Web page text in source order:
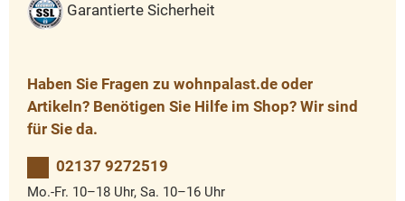
Garantierte Sicherheit
Haben Sie Fragen zu wohnpalast.de oder
Artikeln? Benötigen Sie Hilfe im Shop? Wir sind
für Sie da.
02137 9272519
Mo.-Fr. 10–18 Uhr, Sa. 10–16 Uhr